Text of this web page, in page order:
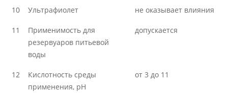
10 Ультрафиолет не оказывает влияния
11
Применимость для
резервуаров питьевой
воды
допускается
12
Кислотность среды
применения, рН
от 3 до 11